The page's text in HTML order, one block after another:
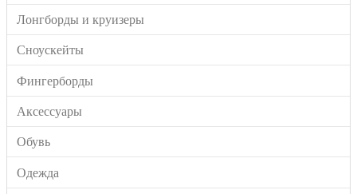
Лонгборды и круизеры
Сноускейты
Фингерборды
Аксессуары
Обувь
Одежда